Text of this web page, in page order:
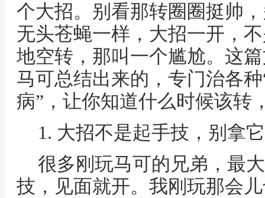
个大招。别看那转圈圈挺帅
无头苍蝇一样，大招一开，
地空转，那叫一个尴尬。这
马可总结出来的，专门治各
病”，让你知道什么时候该转
1. 大招不是起手技，别拿
很多刚玩马可的兄弟，最
技，见面就开。我刚玩那会